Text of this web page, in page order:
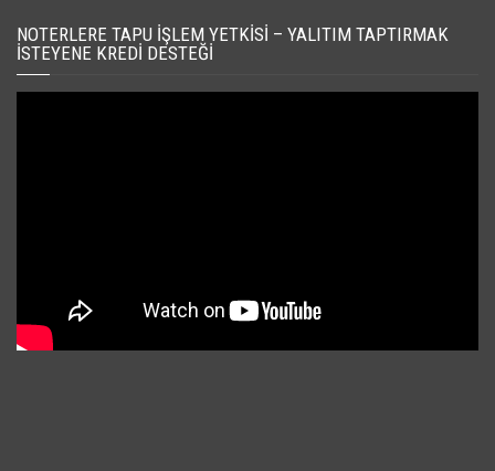
NOTERLERE TAPU İŞLEM YETKISI – YALITIM TAPTIRMAK
İSTEYENE KREDI DESTEĞI